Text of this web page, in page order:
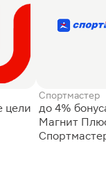
цели
Спортмастер
до 4%
Магнит